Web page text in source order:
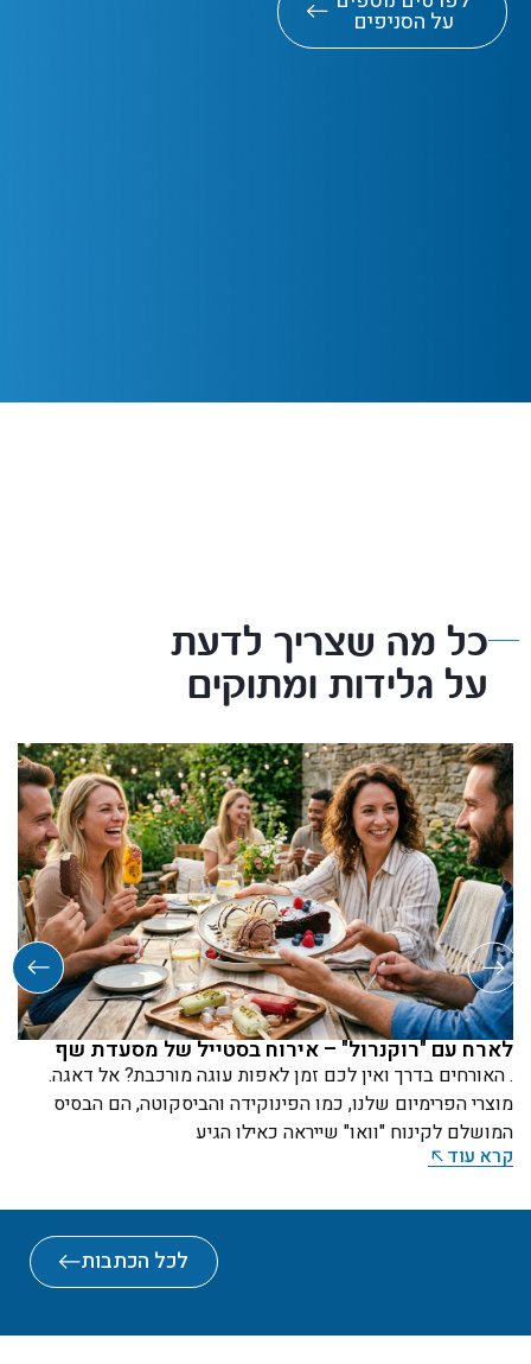
על הסניפים
כל מה שצריך לדעת
על גלידות ומתוקים
לארח עם "רוקנרול" – אירוח בסטייל של מסעדת שף
. האורחים בדרך ואין לכם זמן לאפות עוגה מורכבת? אל דאגה.
מוצרי הפרימיום שלנו, כמו הפינוקידה והביסקוטה, הם הבסיס
המושלם לקינוח "וואו" שייראה כאילו הגיע
קרא עוד
לכל הכתבות